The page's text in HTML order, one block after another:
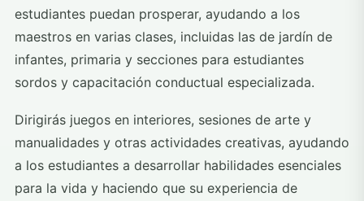
estudiantes puedan prosperar, ayudando a los
maestros en varias clases, incluidas las de jardín de
infantes, primaria y secciones para estudiantes
sordos y capacitación conductual especializada.
Dirigirás juegos en interiores, sesiones de arte y
manualidades y otras actividades creativas, ayudando
a los estudiantes a desarrollar habilidades esenciales
para la vida y haciendo que su experiencia de